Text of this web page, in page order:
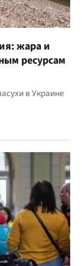
жара и
ресурсам
в Украине